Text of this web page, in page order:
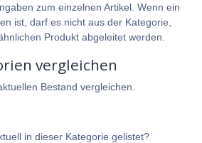
zum einzelnen Artikel. Wenn ein
ist, darf es nicht aus der Kategorie,
Produkt abgeleitet werden.
vergleichen
Bestand vergleichen.
in dieser Kategorie gelistet?